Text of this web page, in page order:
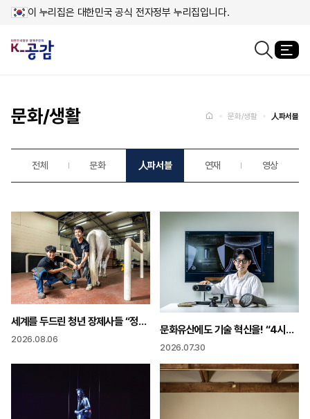
이 누리집은 대한민국 공식 전자정부 누리집입니다.
문화/생활 문화/생활 人파서블
전체 문화 人파서블 연재 영상
세계를 두드린 청년 장제사들 “정답이 없는 일 말이 믿어줄 때 가장 행복”
2026.08.06
문화유산에도 기술 혁신을! “4시간 걸리던 유물 실측을 16분으로 줄였습니다”
2026.07.30